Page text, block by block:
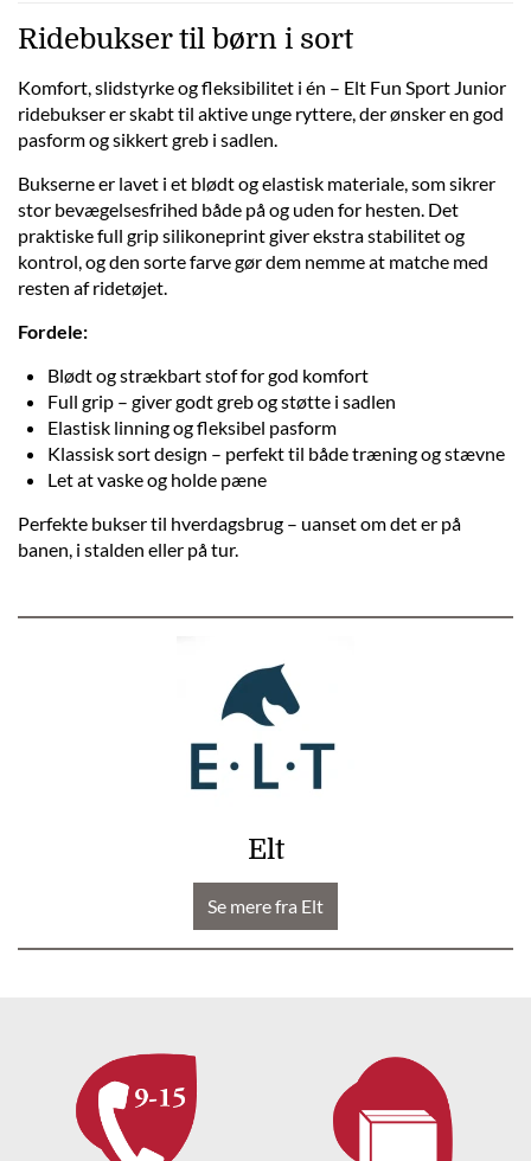
Ridebukser til børn i sort
Komfort, slidstyrke og fleksibilitet i én – Elt Fun Sport Junior
ridebukser er skabt til aktive unge ryttere, der ønsker en god
pasform og sikkert greb i sadlen.
Bukserne er lavet i et blødt og elastisk materiale, som sikrer
stor bevægelsesfrihed både på og uden for hesten. Det
praktiske full grip silikoneprint giver ekstra stabilitet og
kontrol, og den sorte farve gør dem nemme at matche med
resten af ridetøjet.
Fordele:
Blødt og strækbart stof for god komfort
Full grip – giver godt greb og støtte i sadlen
Elastisk linning og fleksibel pasform
Klassisk sort design – perfekt til både træning og stævne
Let at vaske og holde pæne
Perfekte bukser til hverdagsbrug – uanset om det er på
banen, i stalden eller på tur.
Elt
Se mere fra Elt